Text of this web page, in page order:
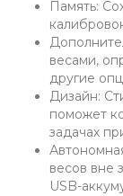
Память:
весами,
другие
Дизайн:
поможет
задачах
весов вне
USB-